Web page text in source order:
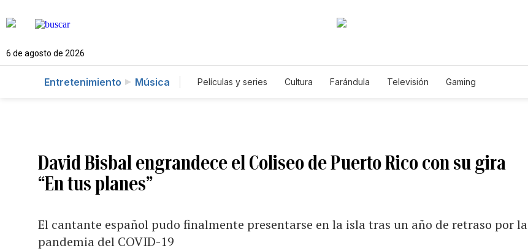
6 de agosto de 2026
Entretenimiento Música Películas y series Cultura Farándula Televisión Gaming
David Bisbal engrandece el Coliseo de Puerto Rico con su gira
“En tus planes”
El cantante español pudo finalmente presentarse en la isla tras un año de retraso por la
pandemia del COVID-19